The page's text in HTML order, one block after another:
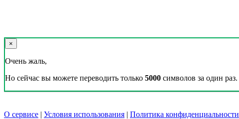
×
Очень жаль,
Но сейчас вы можете переводить только 5000 символов за один раз.
О сервисе | Условия использования | Политика конфиденциальности